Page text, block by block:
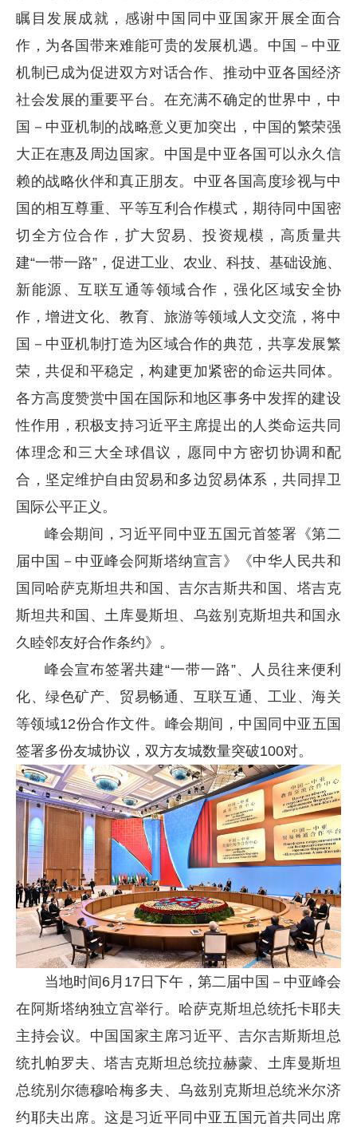
瞩目发展成就，感谢中国同中亚国家开展全面合
作，为各国带来难能可贵的发展机遇。中国 － 中亚
机制已成为促进双方对话合作、推动中亚各国经济
社会发展的重要平台。在充满不确定的世界中，中
国 － 中亚机制的战略意义更加突出，中国的繁荣强
大正在惠及周边国家。中国是中亚各国可以永久信
赖的战略伙伴和真正朋友。中亚各国高度珍视与中
国的相互尊重、平等互利合作模式，期待同中国密
切全方位合作，扩大贸易、投资规模，高质量共
建“一带一路”，促进工业、农业、科技、基础设施、
新能源、互联互通等领域合作，强化区域安全协
作，增进文化、教育、旅游等领域人文交流，将中
国 － 中亚机制打造为区域合作的典范，共享发展繁
荣，共促和平稳定，构建更加紧密的命运共同体。
各方高度赞赏中国在国际和地区事务中发挥的建设
性作用，积极支持习近平主席提出的人类命运共同
体理念和三大全球倡议，愿同中方密切协调和配
合，坚定维护自由贸易和多边贸易体系，共同捍卫
国际公平正义。
峰会期间，习近平同中亚五国元首签署《第二
届中国 － 中亚峰会阿斯塔纳宣言》《中华人民共和
国同哈萨克斯坦共和国、吉尔吉斯共和国、塔吉克
斯坦共和国、土库曼斯坦、乌兹别克斯坦共和国永
久睦邻友好合作条约》。
峰会宣布签署共建“一带一路”、人员往来便利
化、绿色矿产、贸易畅通、互联互通、工业、海关
等领域12份合作文件。峰会期间，中国同中亚五国
签署多份友城协议，双方友城数量突破100对。
当地时间6月17日下午，第二届中国 － 中亚峰会
在阿斯塔纳独立宫举行。哈萨克斯坦总统托卡耶夫
主持会议。中国国家主席习近平、吉尔吉斯斯坦总
统扎帕罗夫、塔吉克斯坦总统拉赫蒙、土库曼斯坦
总统别尔德穆哈梅多夫、乌兹别克斯坦总统米尔济
约耶夫出席。这是习近平同中亚五国元首共同出席